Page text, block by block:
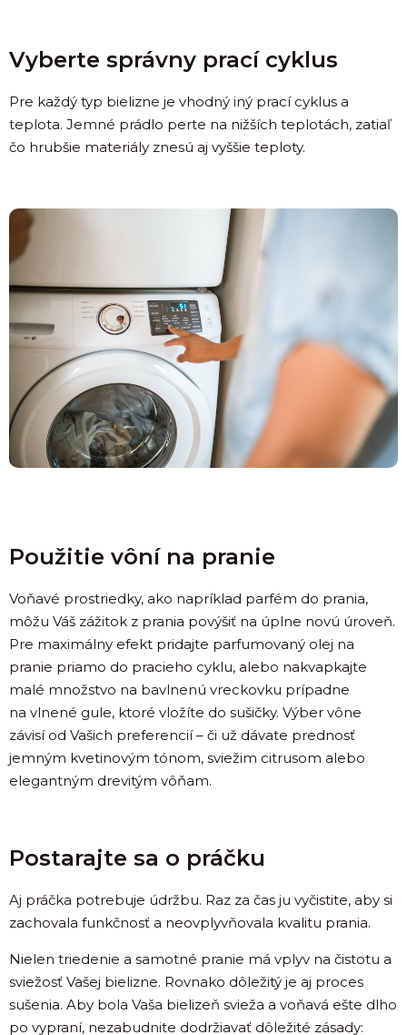
Vyberte správny prací cyklus
Pre každý typ bielizne je vhodný iný prací cyklus a
teplota. Jemné prádlo perte na nižších teplotách, zatiaľ
čo hrubšie materiály znesú aj vyššie teploty.
Použitie vôní na pranie
Voňavé prostriedky, ako napríklad parfém do prania,
môžu Váš zážitok z prania povýšiť na úplne novú úroveň.
Pre maximálny efekt pridajte parfumovaný olej na
pranie priamo do pracieho cyklu, alebo nakvapkajte
malé množstvo na bavlnenú vreckovku prípadne
na vlnené gule, ktoré vložíte do sušičky. Výber vône
závisí od Vašich preferencií – či už dávate prednosť
jemným kvetinovým tónom, sviežim citrusom alebo
elegantným drevitým vôňam.
Postarajte sa o práčku
Aj práčka potrebuje údržbu. Raz za čas ju vyčistite, aby si
zachovala funkčnosť a neovplyvňovala kvalitu prania.
Nielen triedenie a samotné pranie má vplyv na čistotu a
sviežosť Vašej bielizne. Rovnako dôležitý je aj proces
sušenia. Aby bola Vaša bielizeň svieža a voňavá ešte dlho
po vypraní, nezabudnite dodržiavať dôležité zásady: